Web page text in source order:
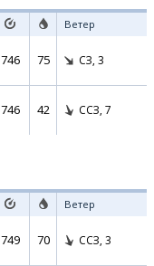
Ветер
746 75 СЗ, 3
746 42 ССЗ, 7
Ветер
749 70 ССЗ, 3